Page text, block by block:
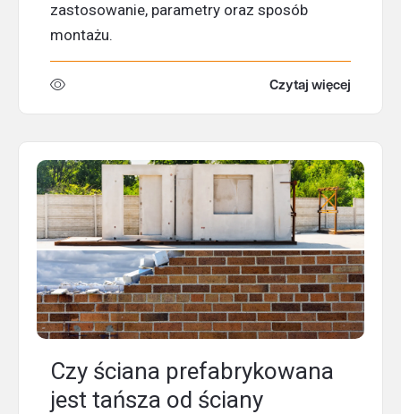
zastosowanie, parametry oraz sposób
montażu.
Czytaj więcej
Czy ściana prefabrykowana
jest tańsza od ściany